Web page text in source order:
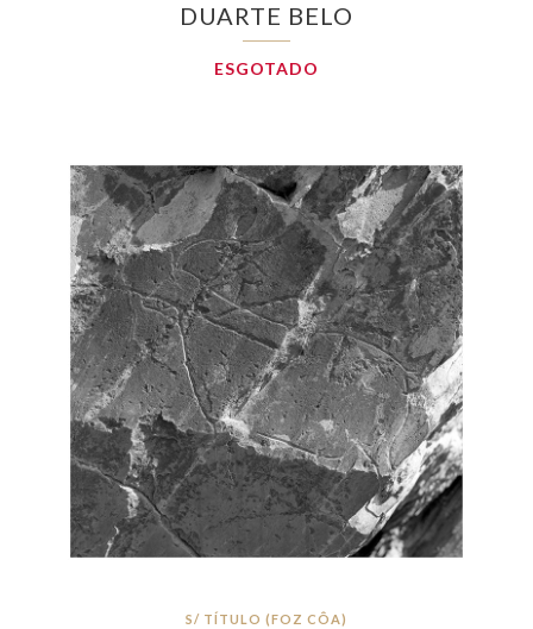
DUARTE BELO
ESGOTADO
S/ TÍTULO (FOZ CÔA)